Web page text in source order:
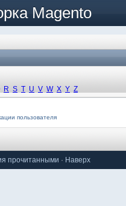
Magento
R S T U V W X Y Z
пользователя
прочитанными · Наверх